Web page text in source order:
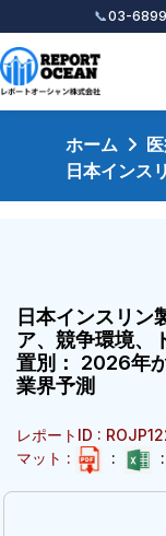
📞03-
ホーム
日本インス
日本インスリン
ア、競争環境、
置別： 2026年
業界予測
レポートID :
マット :
: :